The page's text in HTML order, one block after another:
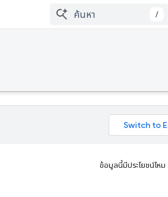
/
ข้อมูลนี้มีประโยชน์ไหม